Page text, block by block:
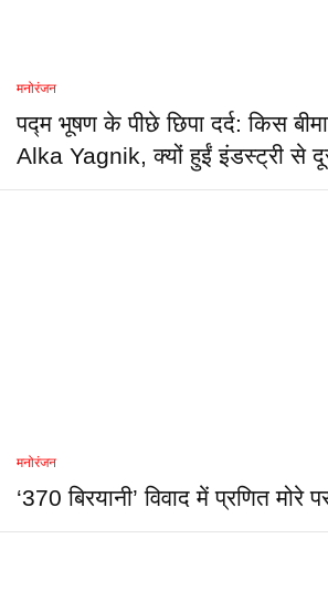
मनोरंजन
पद्म भूषण के पीछे छिपा दर्द: किस
Alka Yagnik, क्यों हुईं इंडस्ट्री से
मनोरंजन
‘370 बिरयानी’ विवाद में प्रणित मोरे